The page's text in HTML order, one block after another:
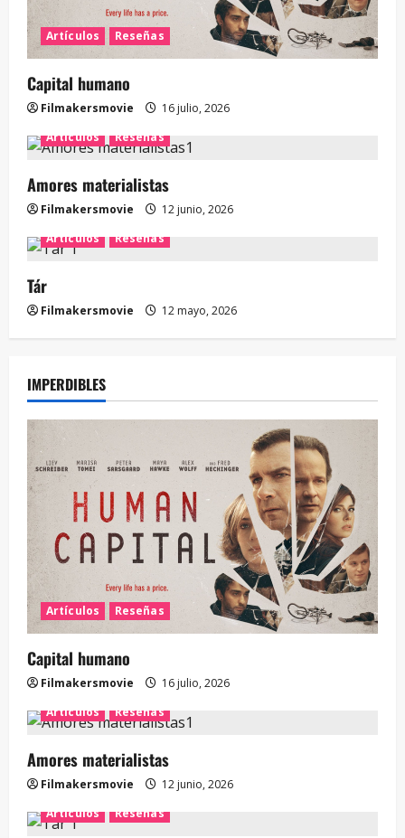
Artículos Reseñas
Capital humano
Filmakersmovie
16 julio, 2026
Artículos
Reseñas
Amores materialistas
Filmakersmovie
12 junio, 2026
Artículos
Reseñas
Tár
Filmakersmovie 12 mayo, 2026
IMPERDIBLES
Artículos Reseñas
Capital humano
Filmakersmovie
16 julio, 2026
Artículos
Reseñas
Amores materialistas
Filmakersmovie
12 junio, 2026
Artículos
Reseñas